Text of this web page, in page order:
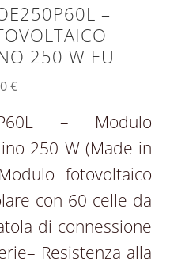
–
250 W EU
€
– Modulo
250 W (Made in
fotovoltaico
con 60 celle da
di connessione
Resistenza alla